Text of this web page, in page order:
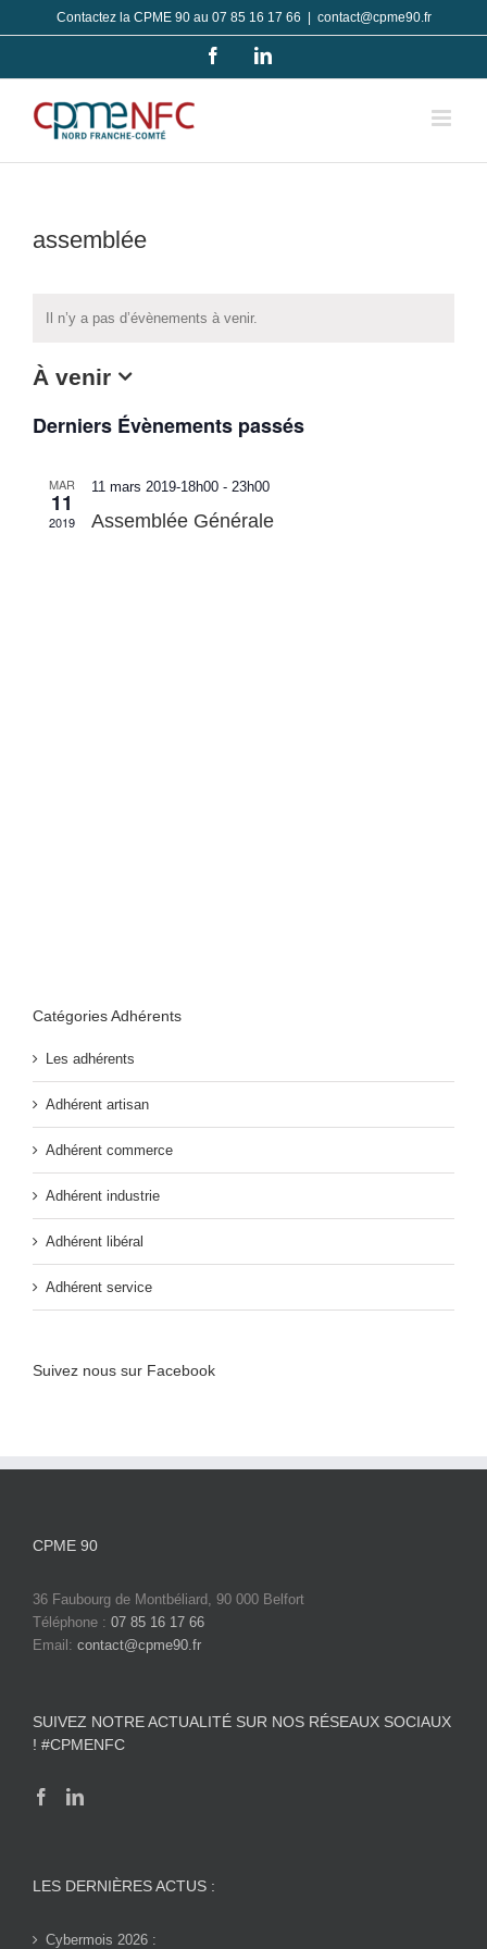
au
Contactez la CPME 90 au 07 85 16 17 66 contact@cpme90.fr
FacebookLinkedIn
assemblée
Il n’y a pas d’évènements à venir.
À venir
une
Derniers Évènements passés
MAR
11
2019
11 mars 2019-18h00 - 23h00
Assemblée Générale
Catégories Adhérents
Les adhérents
Adhérent artisan
Adhérent commerce
Adhérent industrie
Adhérent libéral
Adhérent service
Suivez nous sur Facebook
CPME 90
36 Faubourg de Montbéliard, 90 000 Belfort
Téléphone : 07 85 16 17 66
Email: contact@cpme90.fr
SUIVEZ NOTRE ACTUALITÉ SUR NOS RÉSEAUX SOCIAUX
! #CPMENFC
LES DERNIÈRES ACTUS :
Cybermois 2026 :